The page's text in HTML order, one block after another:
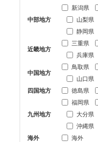
中部地方
新潟県
山梨県
静岡県
近畿地方
三重県
兵庫県
中国地方
鳥取県
山口県
四国地方
徳島県
九州地方
福岡県
大分県
沖縄県
海外
海外